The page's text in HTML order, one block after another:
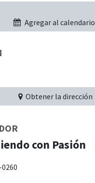
Agregar al calendario
Obtener la dirección
con Pasión